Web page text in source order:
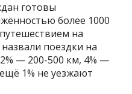
готовы
более 1000
на
поездки на
— 200-500 км, 4% —
1% не уезжают